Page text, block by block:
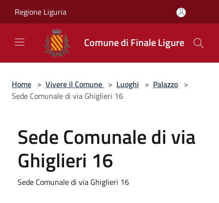
Regione Liguria
Comune di Finale Ligure
Home > Vivere il Comune > Luoghi > Palazzo >
Sede Comunale di via Ghiglieri 16
Sede Comunale di via
Ghiglieri 16
Sede Comunale di via Ghiglieri 16